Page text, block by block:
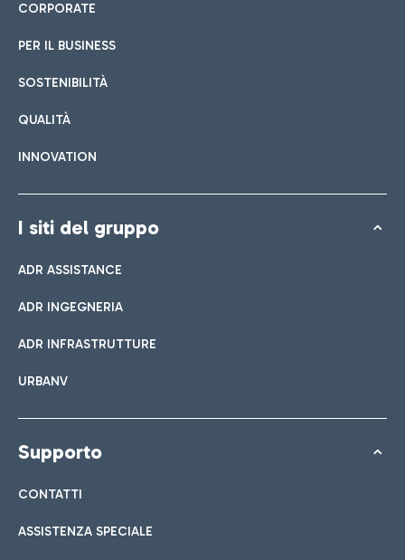
CORPORATE
PER IL BUSINESS
SOSTENIBILITÀ
QUALITÀ
INNOVATION
I siti del gruppo
ADR ASSISTANCE
ADR INGEGNERIA
ADR INFRASTRUTTURE
URBANV
Supporto
CONTATTI
ASSISTENZA SPECIALE